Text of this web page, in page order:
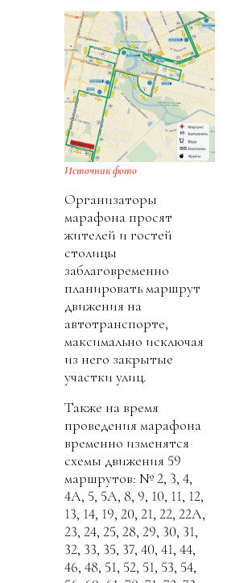
Источник фото
Организаторы
марафона просят
жителей и гостей
столицы
заблаговременно
планировать маршрут
движения на
автотранспорте,
максимально исключая
из него закрытые
участки улиц.
Также на время
проведения марафона
временно изменятся
схемы движения 59
маршрутов: № 2, 3, 4,
4А, 5, 5А, 8, 9, 10, 11, 12,
13, 14, 19, 20, 21, 22, 22А,
23, 24, 25, 28, 29, 30, 31,
32, 33, 35, 37, 40, 41, 44,
46, 48, 51, 52, 51, 53, 54,